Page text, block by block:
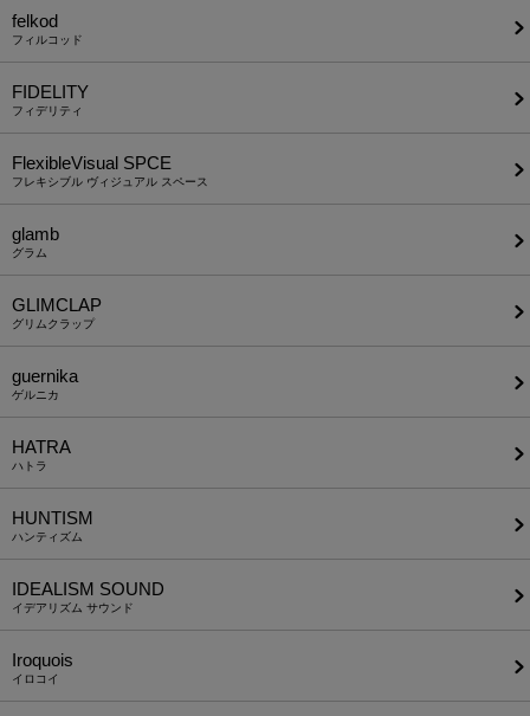
felkod
フィルコッド
FIDELITY
フィデリティ
FlexibleVisual SPCE
フレキシブル ヴィジュアル スペース
glamb
グラム
GLIMCLAP
グリムクラップ
guernika
ゲルニカ
HATRA
ハトラ
HUNTISM
ハンティズム
IDEALISM SOUND
イデアリズム サウンド
Iroquois
イロコイ